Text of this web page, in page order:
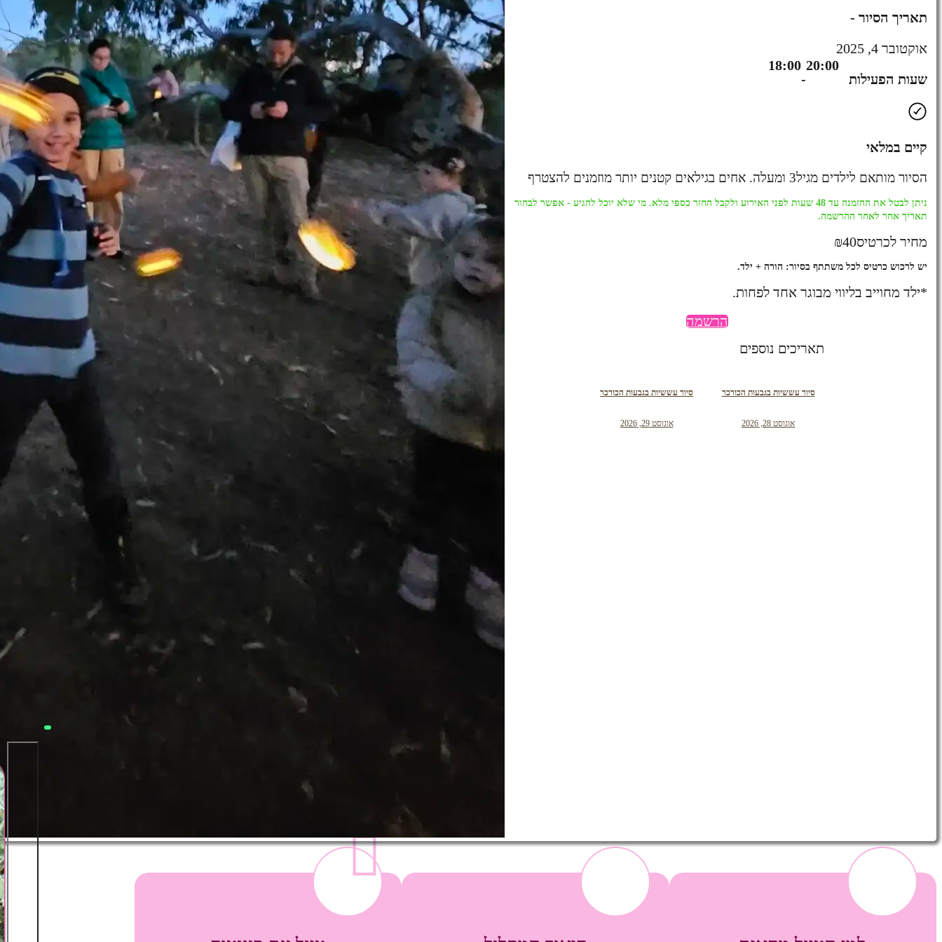
תאריך הסיור -
אוקטובר 4, 2025
שעות הפעילות
20:00
-
18:00
קיים במלאי
הסיור מותאם לילדים מגיל3 ומעלה. אחים בגילאים קטנים יותר מוזמנים להצטרף
ניתן לבטל את ההזמנה עד 48 שעות לפני האירוע ולקבל החזר כספי מלא. מי שלא יוכל להגיע - אפשר לבחור
תאריך אחר לאחר ההרשמה.
מחיר לכרטיס ₪40
יש לרכוש כרטיס לכל משתתף בסיור: הורה + ילד.
*ילד מחוייב בליווי מבוגר אחד לפחות.
הרשמה
תאריכים נוספים
סיור עששיות בגבעות הכורכר
אוגוסט 28, 2026
סיור עששיות בגבעות הכורכר
אוגוסט 29, 2026